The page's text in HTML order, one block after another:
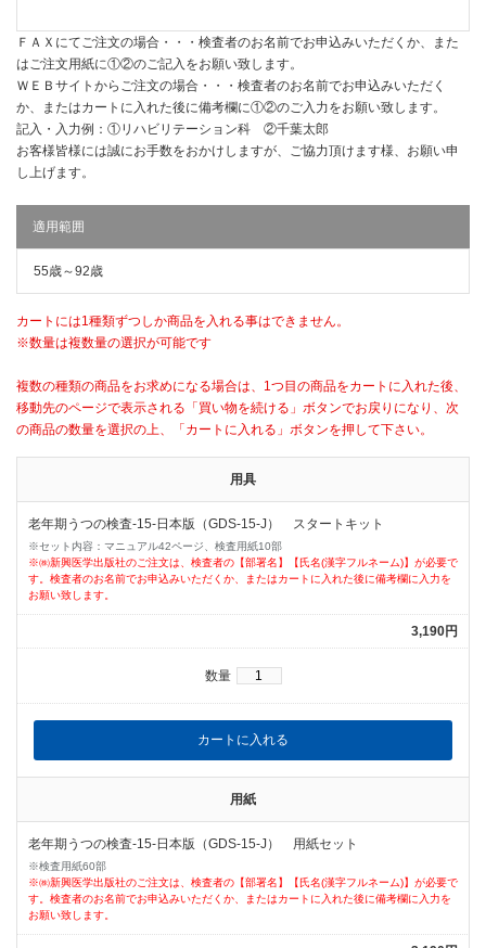
ＦＡＸにてご注文の場合・・・検査者のお名前でお申込みいただくか、また
はご注文用紙に①②のご記入をお願い致します。
ＷＥＢサイトからご注文の場合・・・検査者のお名前でお申込みいただく
か、またはカートに入れた後に備考欄に①②のご入力をお願い致します。
記入・入力例：①リハビリテーション科 ②千葉太郎
お客様皆様には誠にお手数をおかけしますが、ご協力頂けます様、お願い申
し上げます。
適用範囲
55歳～92歳
カートには1種類ずつしか商品を入れる事はできません。
※数量は複数量の選択が可能です
複数の種類の商品をお求めになる場合は、1つ目の商品をカートに入れた後、
移動先のページで表示される「買い物を続ける」ボタンでお戻りになり、次
の商品の数量を選択の上、「カートに入れる」ボタンを押して下さい。
用具
老年期うつの検査-15-日本版（GDS-15-J） スタートキット
※セット内容：マニュアル42ページ、検査用紙10部
※㈱新興医学出版社のご注文は、検査者の【部署名】【氏名(漢字フルネーム)】が必要で
す。検査者のお名前でお申込みいただくか、またはカートに入れた後に備考欄に入力を
お願い致します。
3,190円
数量
用紙
老年期うつの検査-15-日本版（GDS-15-J） 用紙セット
※検査用紙60部
※㈱新興医学出版社のご注文は、検査者の【部署名】【氏名(漢字フルネーム)】が必要で
す。検査者のお名前でお申込みいただくか、またはカートに入れた後に備考欄に入力を
お願い致します。